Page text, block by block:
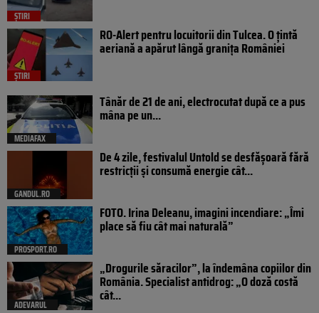
ȘTIRI
ȘTIRI
RO-Alert pentru locuitorii din Tulcea. O țintă
aeriană a apărut lângă granița României
MEDIAFAX
Tânăr de 21 de ani, electrocutat după ce a pus
mâna pe un...
GANDUL.RO
De 4 zile, festivalul Untold se desfășoară fără
restricții și consumă energie cât...
PROSPORT.RO
FOTO. Irina Deleanu, imagini incendiare: „Îmi
place să fiu cât mai naturală”
ADEVARUL
„Drogurile săracilor”, la îndemâna copiilor din
România. Specialist antidrog: „O doză costă
cât...